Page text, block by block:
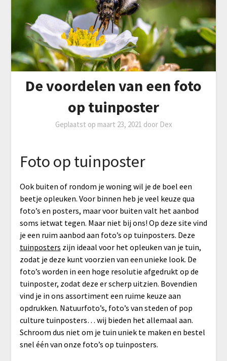
De voordelen van een foto
op tuinposter
Geplaatst op maart 23, 2021 door Dex
Foto op tuinposter
Ook buiten of rondom je woning wil je de boel een
beetje opleuken. Voor binnen heb je veel keuze qua
foto’s en posters, maar voor buiten valt het aanbod
soms ietwat tegen. Maar niet bij ons! Op deze site vind
je een ruim aanbod aan foto’s op tuinposters. Deze
tuinposters zijn ideaal voor het opleuken van je tuin,
zodat je deze kunt voorzien van een unieke look. De
foto’s worden in een hoge resolutie afgedrukt op de
tuinposter, zodat deze er scherp uitzien. Bovendien
vind je in ons assortiment een ruime keuze aan
opdrukken. Natuurfoto’s, foto’s van steden of pop
culture tuinposters… wij bieden het allemaal aan.
Schroom dus niet om je tuin uniek te maken en bestel
snel één van onze foto’s op tuinposters.